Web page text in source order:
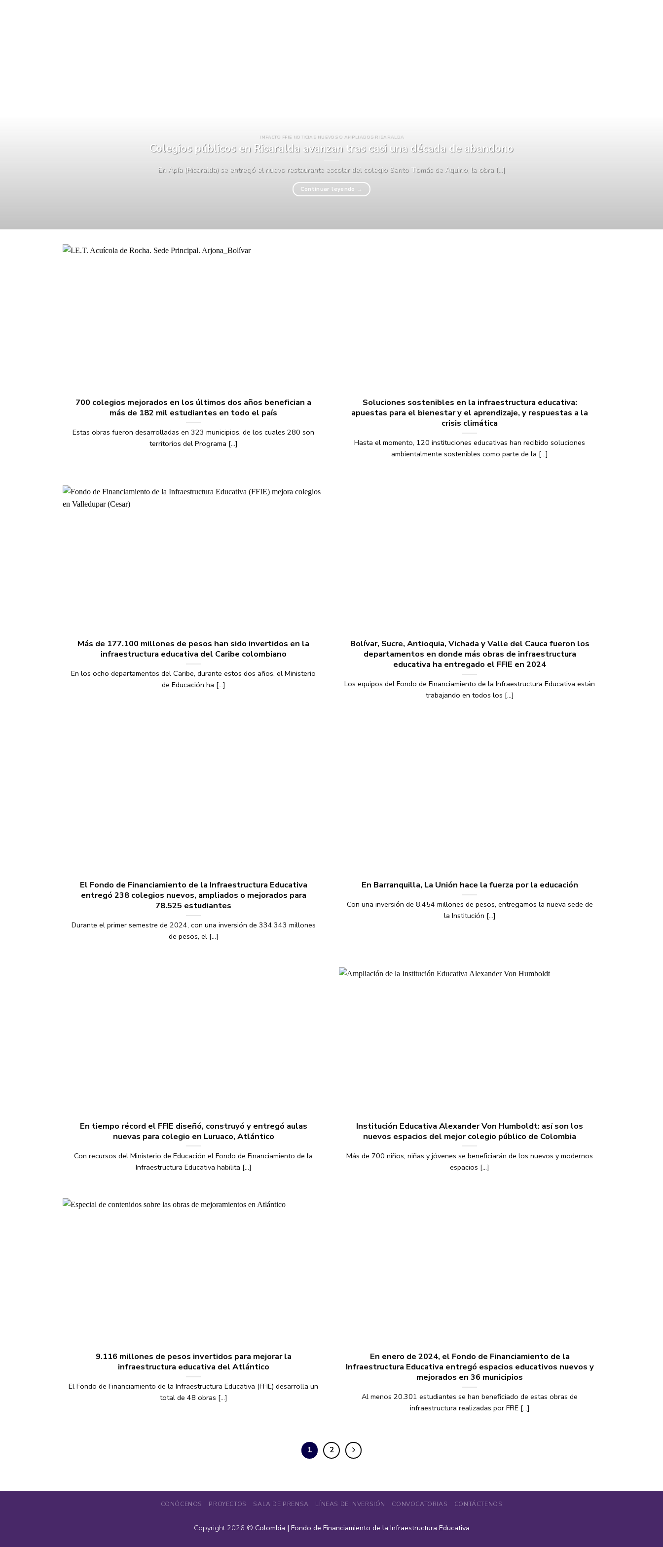
IMPACTO FFIE NOTICIAS NUEVOS O AMPLIADOS RISARALDA
Colegios públicos en Risaralda avanzan tras casi una década de abandono
En Apía (Risaralda) se entregó el nuevo restaurante escolar del colegio Santo Tomás de Aquino, la obra [...]
Continuar leyendo →
700 colegios mejorados en los últimos dos años benefician a
más de 182 mil estudiantes en todo el país
Estas obras fueron desarrolladas en 323 municipios, de los cuales 280 son
territorios del Programa [...]
Soluciones sostenibles en la infraestructura educativa:
apuestas para el bienestar y el aprendizaje, y respuestas a la
crisis climática
Hasta el momento, 120 instituciones educativas han recibido soluciones
ambientalmente sostenibles como parte de la [...]
Más de 177.100 millones de pesos han sido invertidos en la
infraestructura educativa del Caribe colombiano
En los ocho departamentos del Caribe, durante estos dos años, el Ministerio
de Educación ha [...]
Bolívar, Sucre, Antioquia, Vichada y Valle del Cauca fueron los
departamentos en donde más obras de infraestructura
educativa ha entregado el FFIE en 2024
Los equipos del Fondo de Financiamiento de la Infraestructura Educativa están
trabajando en todos los [...]
El Fondo de Financiamiento de la Infraestructura Educativa
entregó 238 colegios nuevos, ampliados o mejorados para
78.525 estudiantes
Durante el primer semestre de 2024, con una inversión de 334.343 millones
de pesos, el [...]
En Barranquilla, La Unión hace la fuerza por la educación
Con una inversión de 8.454 millones de pesos, entregamos la nueva sede de
la Institución [...]
En tiempo récord el FFIE diseñó, construyó y entregó aulas
nuevas para colegio en Luruaco, Atlántico
Con recursos del Ministerio de Educación el Fondo de Financiamiento de la
Infraestructura Educativa habilita [...]
Institución Educativa Alexander Von Humboldt: así son los
nuevos espacios del mejor colegio público de Colombia
Más de 700 niños, niñas y jóvenes se beneficiarán de los nuevos y modernos
espacios [...]
9.116 millones de pesos invertidos para mejorar la
infraestructura educativa del Atlántico
El Fondo de Financiamiento de la Infraestructura Educativa (FFIE) desarrolla un
total de 48 obras [...]
En enero de 2024, el Fondo de Financiamiento de la
Infraestructura Educativa entregó espacios educativos nuevos y
mejorados en 36 municipios
Al menos 20.301 estudiantes se han beneficiado de estas obras de
infraestructura realizadas por FFIE [...]
1 2
CONÓCENOS PROYECTOS SALA DE PRENSA LÍNEAS DE INVERSIÓN CONVOCATORIAS CONTÁCTENOS
Copyright 2026 © Colombia | Fondo de Financiamiento de la Infraestructura Educativa